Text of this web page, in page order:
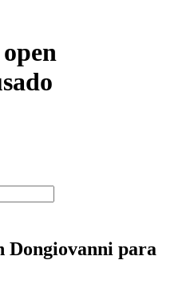
Dongiovanni para